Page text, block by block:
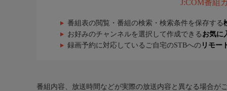
J:COM番組
番組表の閲覧・番組の検索・検索条件を保存する
お好みのチャンネルを選択して作成できる お気に
録画予約に対応しているご自宅のSTBへの リモー
番組内容、放送時間などが実際の放送内容と異なる場合がご